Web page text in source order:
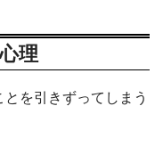
理
を引きずってしまう